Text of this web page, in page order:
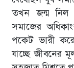
তখন জন্ম নিল
সমাজের
পকেট ভারী
যাচ্ছে জীবনের